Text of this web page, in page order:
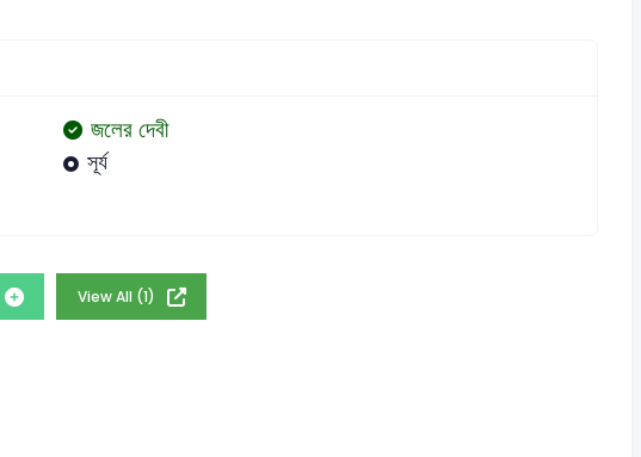
জলের দেবী
সূর্য
View All (1)